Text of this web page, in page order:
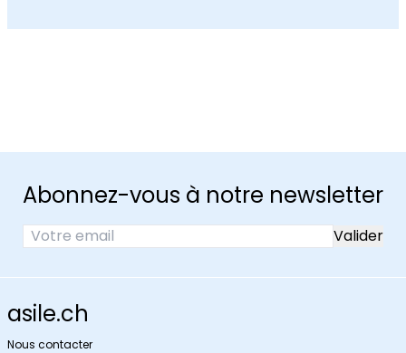
Abonnez-vous à notre newsletter
asile.ch
Nous contacter